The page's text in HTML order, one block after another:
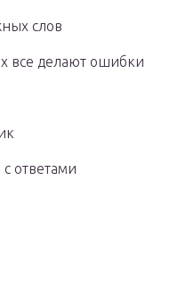
слов
все делают ошибки
ответами